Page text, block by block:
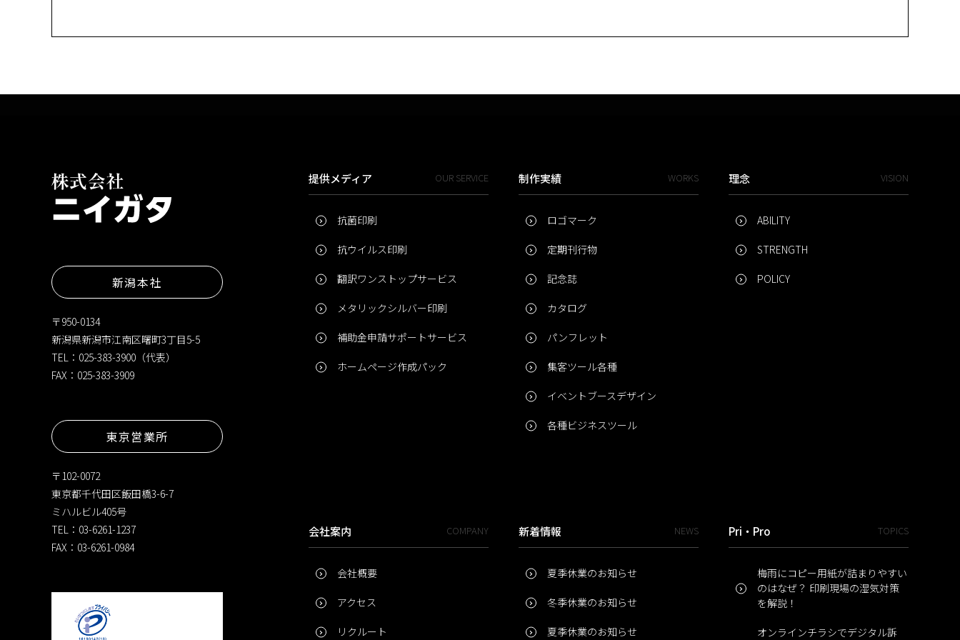
新潟本社
〒950-0134
新潟県新潟市江南区曙町3丁目5-5
TEL：025-383-3900（代表）
FAX：025-383-3909
東京営業所
〒102-0072
東京都千代田区飯田橋3-6-7
ミハルビル405号
TEL：03-6261-1237
FAX：03-6261-0984
提供メディア OUR SERVICE
抗菌印刷
抗ウイルス印刷
翻訳ワンストップサービス
メタリックシルバー印刷
補助金申請サポートサービス
ホームページ作成パック
制作実績 WORKS
ロゴマーク
定期刊行物
記念誌
カタログ
パンフレット
集客ツール各種
イベントブースデザイン
各種ビジネスツール
理念 VISION
ABILITY
STRENGTH
POLICY
会社案内 COMPANY
会社概要
アクセス
リクルート
新着情報 NEWS
夏季休業のお知らせ
冬季休業のお知らせ
夏季休業のお知らせ
Pri・Pro TOPICS
梅雨にコピー用紙が詰まりやすい
のはなぜ？ 印刷現場の湿気対策
を解説！
オンラインチラシでデジタル訴